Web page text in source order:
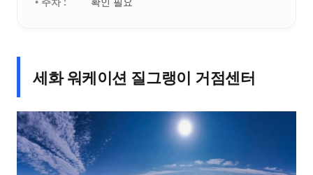
세화 워케이션 질그랭이 거점센터